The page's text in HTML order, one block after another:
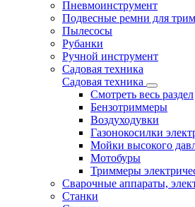
Пневмоинструмент
Подвесные ремни для
Пылесосы
Рубанки
Ручной инструмент
Садовая техника
Садовая техника
Смотреть весь раздел
Бензотриммеры
Воздуходувки
Газонокосилки
Мойки высокого
Мотобуры
Триммеры
Сварочные аппараты,
Станки